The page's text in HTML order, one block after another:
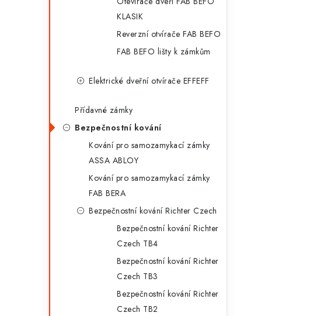
KLASIK
Reverzní otvírače FAB BEFO
FAB BEFO lišty k zámkům
Elektrické dveřní otvírače EFFEFF
Přídavné zámky
Bezpečnostní kování
Kování pro samozamykací zámky
ASSA ABLOY
Kování pro samozamykací zámky
FAB BERA
Bezpečnostní kování Richter Czech
Bezpečnostní kování Richter
Czech TB4
Bezpečnostní kování Richter
Czech TB3
Bezpečnostní kování Richter
Czech TB2